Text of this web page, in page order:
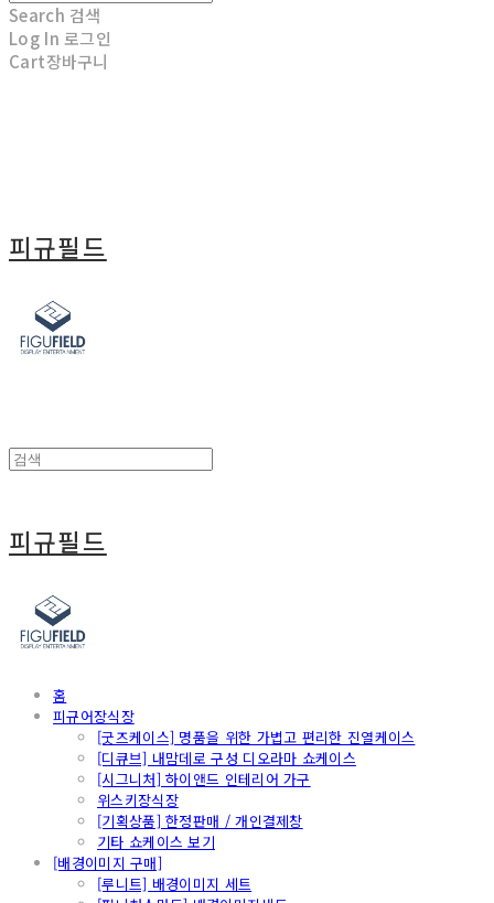
Search 검색
Log In 로그인
Cart장바구니
피규필드
피규필드
홈
피규어장식장
[굿즈케이스] 명품을 위한 가볍고 편리한 진열케이스
[디큐브] 내맘데로 구성 디오라마 쇼케이스
[시그니처] 하이앤드 인테리어 가구
위스키장식장
[기획상품] 한정판매 / 개인결제창
기타 쇼케이스 보기
[배경이미지 구매]
[루니트] 배경이미지 세트